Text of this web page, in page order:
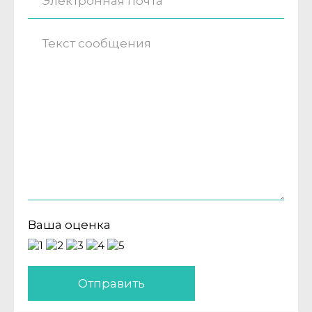
Ваша оценка
Отправить